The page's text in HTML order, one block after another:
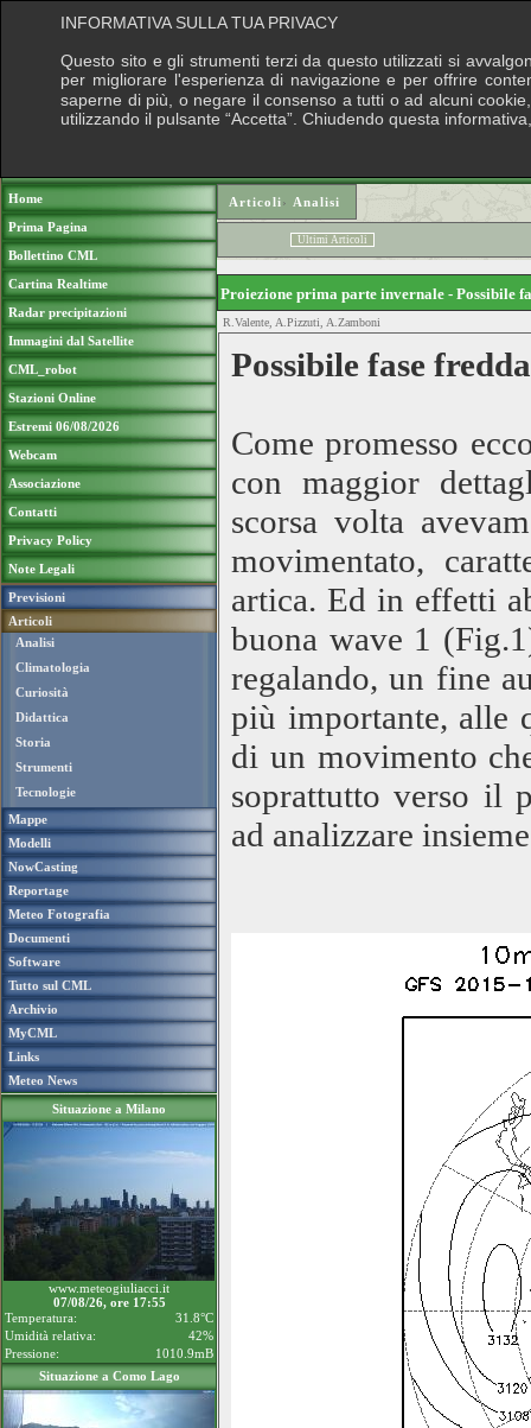
Home
Prima Pagina
Bollettino CML
Cartina Realtime
Radar precipitazioni
Immagini dal Satellite
CML_robot
Stazioni Online
Estremi 06/08/2026
Webcam
Associazione
Contatti
Privacy Policy
Note Legali
Previsioni
Articoli
Analisi
Climatologia
Curiosità
Didattica
Storia
Strumenti
Tecnologie
Mappe
Modelli
NowCasting
Reportage
Meteo Fotografia
Documenti
Software
Tutto sul CML
Archivio
MyCML
Links
Meteo News
Situazione a Milano
www.meteogiuliacci.it
07/08/26, ore 17:55
Temperatura:
31.8°C
Umidità relativa:
42%
Pressione:
1010.9mB
Situazione a Como Lago
Articoli› Analisi
Ultimi Articoli
Proiezione prima parte invernale - Possibile
R.Valente, A.Pizzuti, A.Zamboni
Possibile fase
Come promesso
con maggior
scorsa volta
movimentato,
artica. Ed in effetti
buona wave 1
regalando, un fine
più importante, alle
di un movimento
soprattutto verso il
ad analizzare
INFORMATIVA SULLA TUA PRIVACY
Questo sito e gli strumenti terzi da questo utilizzati si
per migliorare l'esperienza di navigazione e per offrire
saperne di più, o negare il consenso a tutti o ad alcuni
utilizzando il pulsante “Accetta”. Chiudendo questa